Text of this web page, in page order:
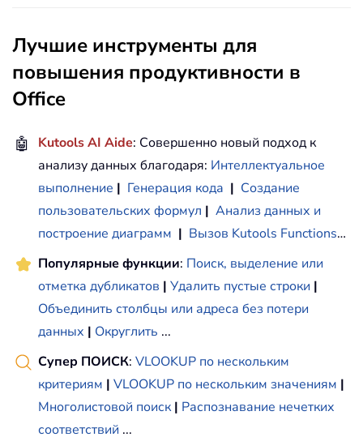
Лучшие инструменты для
повышения продуктивности в
Office
🤖 Kutools AI Aide: Совершенно новый подход к
анализу данных благодаря: Интеллектуальное
выполнение | Генерация кода | Создание
пользовательских формул | Анализ данных и
построение диаграмм | Вызов Kutools Functions…
Популярные функции: Поиск, выделение или
отметка дубликатов | Удалить пустые строки |
Объединить столбцы или адреса без потери
данных | Округлить ...
Супер ПОИСК: VLOOKUP по нескольким
критериям | VLOOKUP по нескольким значениям |
Многолистовой поиск | Распознавание нечетких
соответствий ...